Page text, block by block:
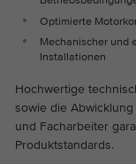
Optimierte
Mechanischer und
Installationen
Hochwertige
sowie die
und Facharbeiter
Produktstandards.
Zweck
Anbieter
Laufzeit 1
Zweck
Analytics &
Diese Gruppe
und zugehörige
Website zu
Abhängig von: Funktional